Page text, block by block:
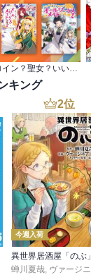
キング
2位
今週入荷
蝉川夏哉, ヴァージニア二等兵